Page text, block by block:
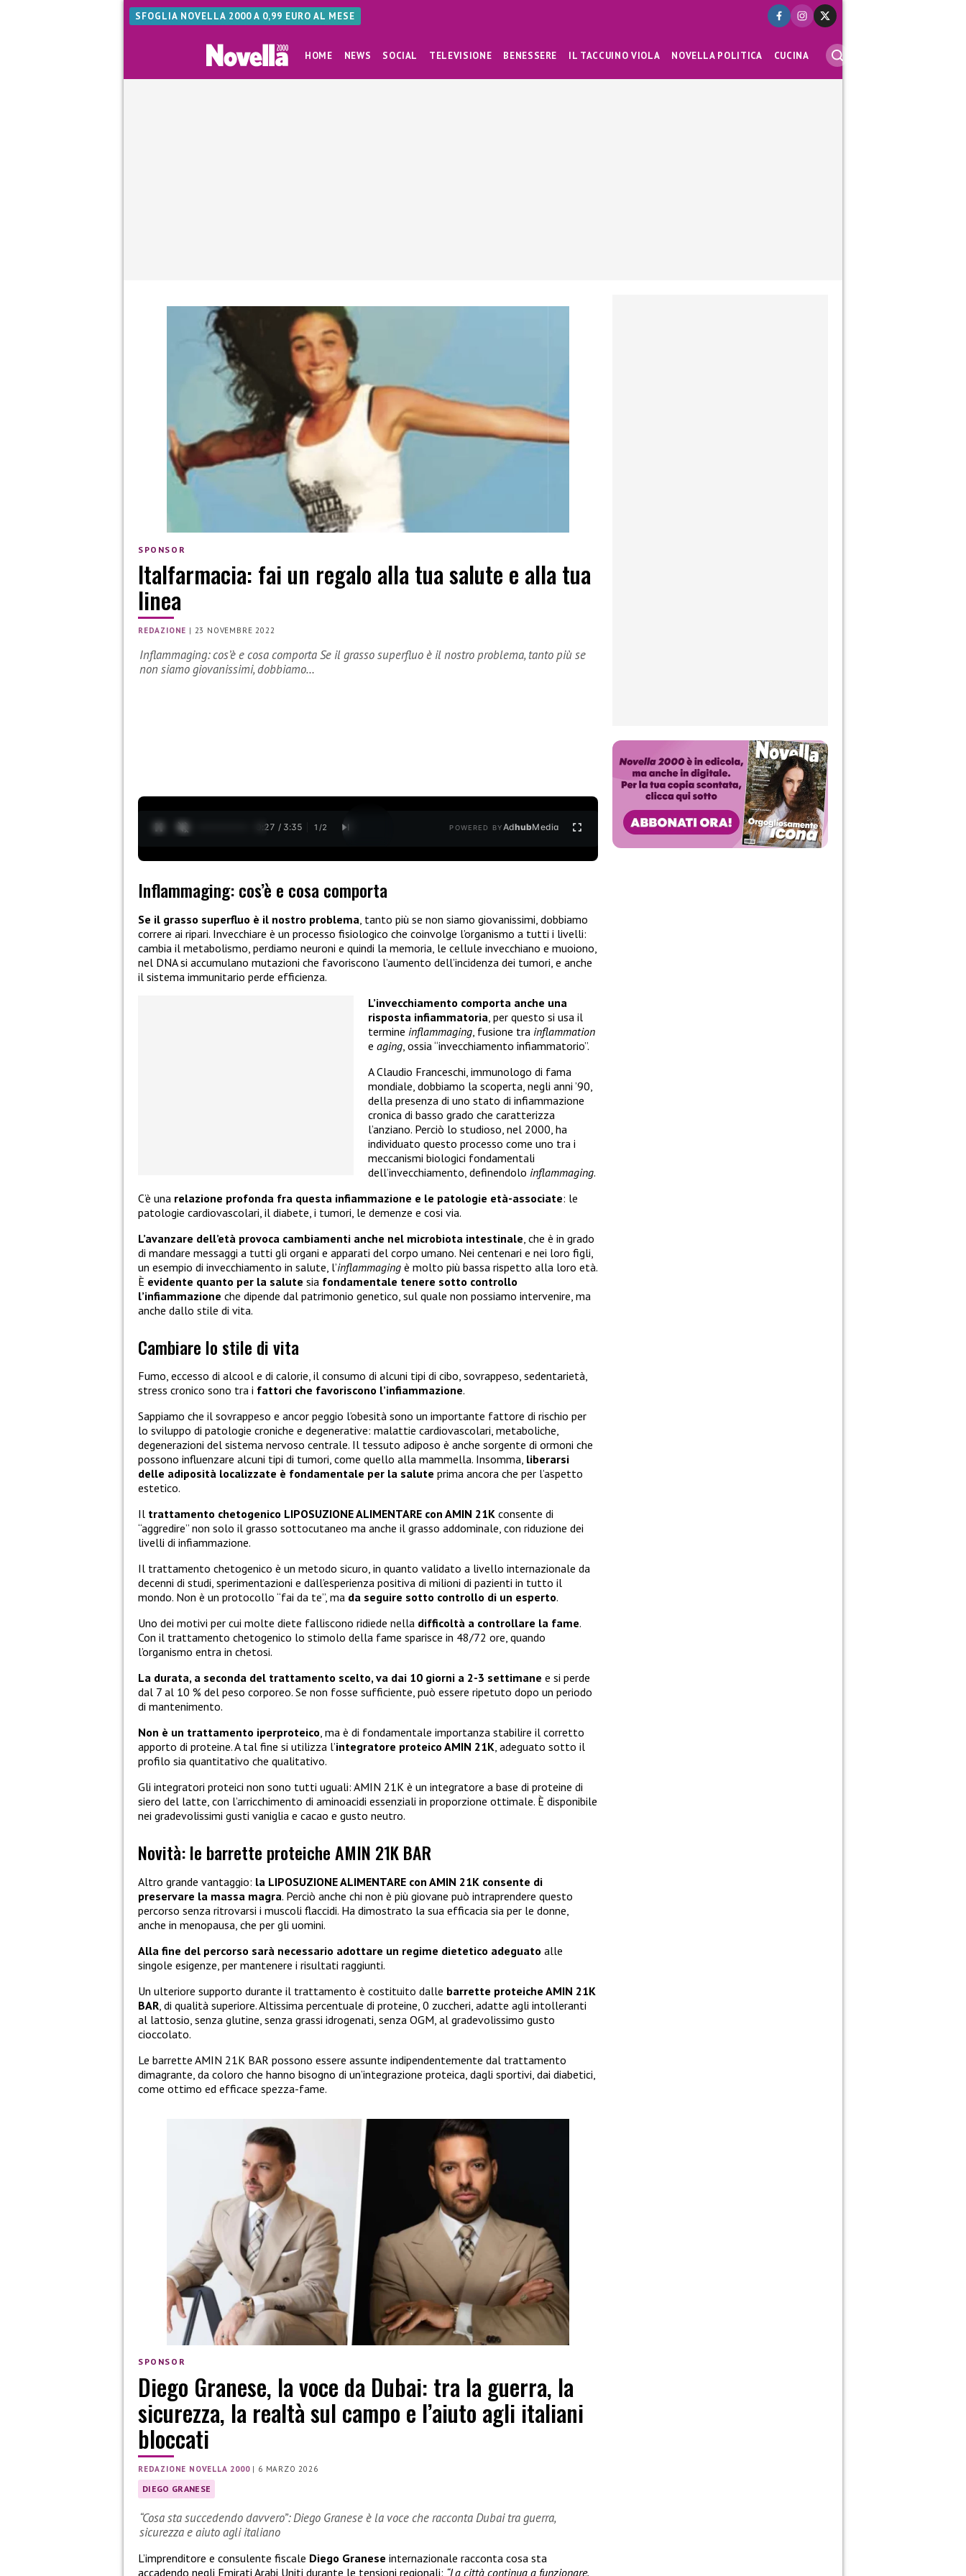
SFOGLIA NOVELLA 2000 A 0,99 EURO AL MESE
HOME NEWS SOCIAL TELEVISIONE BENESSERE IL TACCUINO VIOLA NOVELLA POLITICA CUCINA
SPONSOR
Italfarmacia: fai un regalo alla tua salute e alla tua
linea
REDAZIONE | 23 NOVEMBRE 2022
Inflammaging: cos’è e cosa comporta Se il grasso superfluo è il nostro problema, tanto più se
non siamo giovanissimi, dobbiamo…
0:28 / 3:35 1 /2 POWERED BYAdhubMedia
Inflammaging: cos’è e cosa comporta
Se il grasso superfluo è il nostro problema, tanto più se non siamo giovanissimi, dobbiamo
correre ai ripari. Invecchiare è un processo fisiologico che coinvolge l’organismo a tutti i livelli:
cambia il metabolismo, perdiamo neuroni e quindi la memoria, le cellule invecchiano e muoiono,
nel DNA si accumulano mutazioni che favoriscono l’aumento dell’incidenza dei tumori, e anche
il sistema immunitario perde efficienza.
L’invecchiamento comporta anche una
risposta infiammatoria, per questo si usa il
termine inflammaging, fusione tra inflammation
e aging, ossia “invecchiamento infiammatorio”.
A Claudio Franceschi, immunologo di fama
mondiale, dobbiamo la scoperta, negli anni ’90,
della presenza di uno stato di infiammazione
cronica di basso grado che caratterizza
l’anziano. Perciò lo studioso, nel 2000, ha
individuato questo processo come uno tra i
meccanismi biologici fondamentali
dell’invecchiamento, definendolo inflammaging.
C’è una relazione profonda fra questa infiammazione e le patologie età-associate: le
patologie cardiovascolari, il diabete, i tumori, le demenze e cosi via.
L’avanzare dell’età provoca cambiamenti anche nel microbiota intestinale, che è in grado
di mandare messaggi a tutti gli organi e apparati del corpo umano. Nei centenari e nei loro figli,
un esempio di invecchiamento in salute, l’inflammaging è molto più bassa rispetto alla loro età.
È evidente quanto per la salute sia fondamentale tenere sotto controllo
l’infiammazione che dipende dal patrimonio genetico, sul quale non possiamo intervenire, ma
anche dallo stile di vita.
Cambiare lo stile di vita
Fumo, eccesso di alcool e di calorie, il consumo di alcuni tipi di cibo, sovrappeso, sedentarietà,
stress cronico sono tra i fattori che favoriscono l’infiammazione.
Sappiamo che il sovrappeso e ancor peggio l’obesità sono un importante fattore di rischio per
lo sviluppo di patologie croniche e degenerative: malattie cardiovascolari, metaboliche,
degenerazioni del sistema nervoso centrale. Il tessuto adiposo è anche sorgente di ormoni che
possono influenzare alcuni tipi di tumori, come quello alla mammella. Insomma, liberarsi
delle adiposità localizzate è fondamentale per la salute prima ancora che per l’aspetto
estetico.
Il trattamento chetogenico LIPOSUZIONE ALIMENTARE con AMIN 21K consente di
“aggredire” non solo il grasso sottocutaneo ma anche il grasso addominale, con riduzione dei
livelli di infiammazione.
Il trattamento chetogenico è un metodo sicuro, in quanto validato a livello internazionale da
decenni di studi, sperimentazioni e dall’esperienza positiva di milioni di pazienti in tutto il
mondo. Non è un protocollo “fai da te”, ma da seguire sotto controllo di un esperto.
Uno dei motivi per cui molte diete falliscono ridiede nella difficoltà a controllare la fame.
Con il trattamento chetogenico lo stimolo della fame sparisce in 48/72 ore, quando
l’organismo entra in chetosi.
La durata, a seconda del trattamento scelto, va dai 10 giorni a 2-3 settimane e si perde
dal 7 al 10 % del peso corporeo. Se non fosse sufficiente, può essere ripetuto dopo un periodo
di mantenimento.
Non è un trattamento iperproteico, ma è di fondamentale importanza stabilire il corretto
apporto di proteine. A tal fine si utilizza l’integratore proteico AMIN 21K, adeguato sotto il
profilo sia quantitativo che qualitativo.
Gli integratori proteici non sono tutti uguali: AMIN 21K è un integratore a base di proteine di
siero del latte, con l’arricchimento di aminoacidi essenziali in proporzione ottimale. È disponibile
nei gradevolissimi gusti vaniglia e cacao e gusto neutro.
Novità: le barrette proteiche AMIN 21K BAR
Altro grande vantaggio: la LIPOSUZIONE ALIMENTARE con AMIN 21K consente di
preservare la massa magra. Perciò anche chi non è più giovane può intraprendere questo
percorso senza ritrovarsi i muscoli flaccidi. Ha dimostrato la sua efficacia sia per le donne,
anche in menopausa, che per gli uomini.
Alla fine del percorso sarà necessario adottare un regime dietetico adeguato alle
singole esigenze, per mantenere i risultati raggiunti.
Un ulteriore supporto durante il trattamento è costituito dalle barrette proteiche AMIN 21K
BAR , di qualità superiore. Altissima percentuale di proteine, 0 zuccheri, adatte agli intolleranti
al lattosio, senza glutine, senza grassi idrogenati, senza OGM, al gradevolissimo gusto
cioccolato.
Le barrette AMIN 21K BAR possono essere assunte indipendentemente dal trattamento
dimagrante, da coloro che hanno bisogno di un’integrazione proteica, dagli sportivi, dai diabetici,
come ottimo ed efficace spezza-fame.
SPONSOR
Diego Granese, la voce da Dubai: tra la guerra, la
sicurezza, la realtà sul campo e l’aiuto agli italiani
bloccati
REDAZIONE NOVELLA 2000| 6 MARZO 2026
DIEGO GRANESE
“Cosa sta succedendo davvero”: Diego Granese è la voce che racconta Dubai tra guerra,
sicurezza e aiuto agli italiano
L’imprenditore e consulente fiscale Diego Granese internazionale racconta cosa sta
accadendo negli Emirati Arabi Uniti durante le tensioni regionali: “La città continua a funzionare,